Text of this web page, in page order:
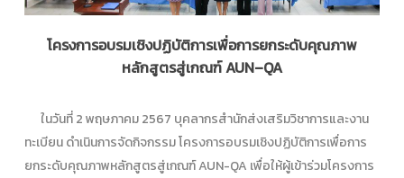
โครงการอบรมเชิงปฏิบัติการเพื่อการยกระดับคุณภาพ
หลักสูตรสู่เกณฑ์AUN–QA
ในวันที่ 2 พฤษภาคม 2567 บุคลากรสำนักส่งเสริมวิชาการและงาน
ทะเบียน ดำเนินการจัดกิจกรรม โครงการอบรมเชิงปฏิบัติการเพื่อการ
ยกระดับคุณภาพหลักสูตรสู่เกณฑ์ AUN-QA เพื่อให้ผู้เข้าร่วมโครงการ